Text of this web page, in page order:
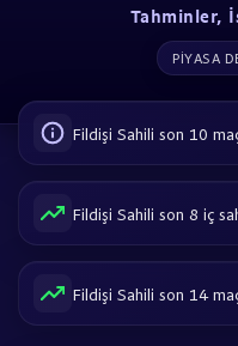
Tahminler,
PIYASA
Fildişi Sahili son 10
Fildişi Sahili son 8 iç
Fildişi Sahili son 14